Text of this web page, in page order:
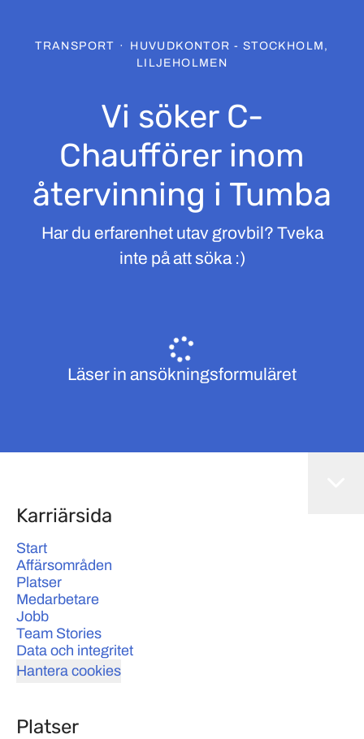
TRANSPORT ·
HUVUDKONTOR - STOCKHOLM,
LILJEHOLMEN
Vi söker C-
Chaufförer inom
återvinning i Tumba
Har du erfarenhet utav grovbil? Tveka
inte på att söka :)
Läser in ansökningsformuläret
Karriärsida
Start
Affärsområden
Platser
Medarbetare
Jobb
Team Stories
Data och integritet
Hantera cookies
Platser